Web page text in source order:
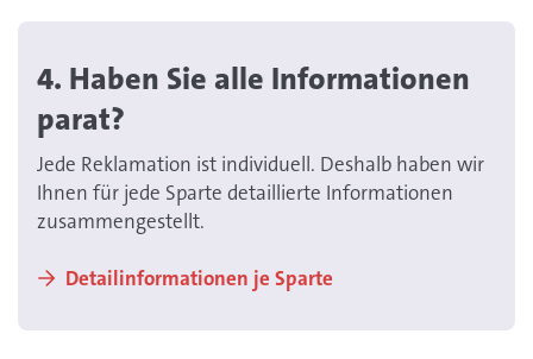
4. Haben Sie alle Informationen
parat?
Jede Reklamation ist individuell. Deshalb haben wir
Ihnen für jede Sparte detaillierte Informationen
zusammengestellt.
Detailinformationen je Sparte